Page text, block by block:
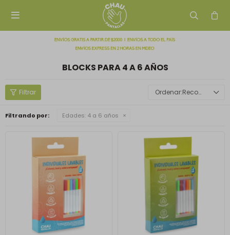

BLOCKS PARA 4 A 6 AÑOS
Recomendados
Filtrando por: Edades: 4 a 6 años